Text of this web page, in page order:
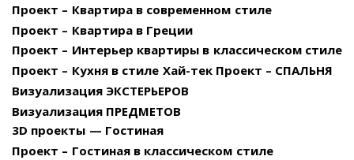
Проект – Квартира в современном стиле
Проект – Квартира в Греции
Проект – Интерьер квартиры в классическом стиле
Проект – Кухня в стиле Хай-тек Проект – СПАЛЬНЯ
Визуализация ЭКСТЕРЬЕРОВ
Визуализация ПРЕДМЕТОВ
3D проекты — Гостиная
Проект – Гостиная в классическом стиле